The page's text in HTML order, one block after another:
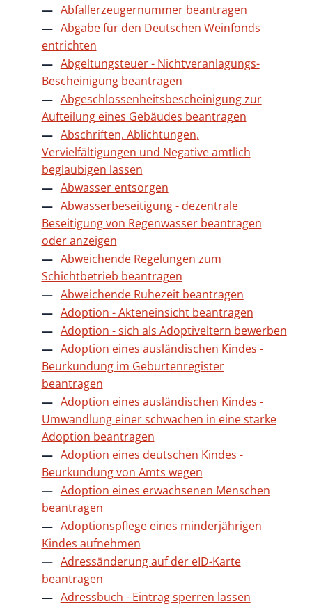
Abfallerzeugernummer beantragen
Abgabe für den Deutschen Weinfonds
entrichten
Abgeltungsteuer - Nichtveranlagungs-
Bescheinigung beantragen
Abgeschlossenheitsbescheinigung zur
Aufteilung eines Gebäudes beantragen
Abschriften, Ablichtungen,
Vervielfältigungen und Negative amtlich
beglaubigen lassen
Abwasser entsorgen
Abwasserbeseitigung - dezentrale
Beseitigung von Regenwasser beantragen
oder anzeigen
Abweichende Regelungen zum
Schichtbetrieb beantragen
Abweichende Ruhezeit beantragen
Adoption - Akteneinsicht beantragen
Adoption - sich als Adoptiveltern bewerben
Adoption eines ausländischen Kindes -
Beurkundung im Geburtenregister
beantragen
Adoption eines ausländischen Kindes -
Umwandlung einer schwachen in eine starke
Adoption beantragen
Adoption eines deutschen Kindes -
Beurkundung von Amts wegen
Adoption eines erwachsenen Menschen
beantragen
Adoptionspflege eines minderjährigen
Kindes aufnehmen
Adressänderung auf der eID-Karte
beantragen
Adressbuch - Eintrag sperren lassen